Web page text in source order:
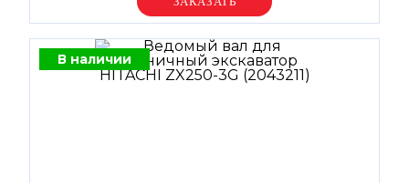
В наличии